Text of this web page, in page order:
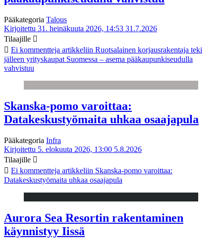
Pääkategoria Talous
Kirjoitettu 31. heinäkuuta 2026, 14:53 31.7.2026
Tilaajille
Ei kommentteja artikkeliin Ruotsalainen korjausrakentaja teki
jälleen yrityskaupat Suomessa – asema pääkaupunkiseudulla
vahvistuu
Skanska-pomo varoittaa:
Datakeskustyömaita uhkaa osaajapula
Pääkategoria Infra
Kirjoitettu 5. elokuuta 2026, 13:00 5.8.2026
Tilaajille
Ei kommentteja artikkeliin Skanska-pomo varoittaa:
Datakeskustyömaita uhkaa osaajapula
Aurora Sea Resortin rakentaminen
käynnistyy Iissä